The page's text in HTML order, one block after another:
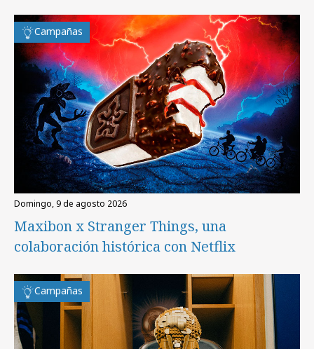
Campañas
domingo, 9 de agosto 2026
Maxibon x Stranger Things, una
colaboración histórica con Netflix
Campañas